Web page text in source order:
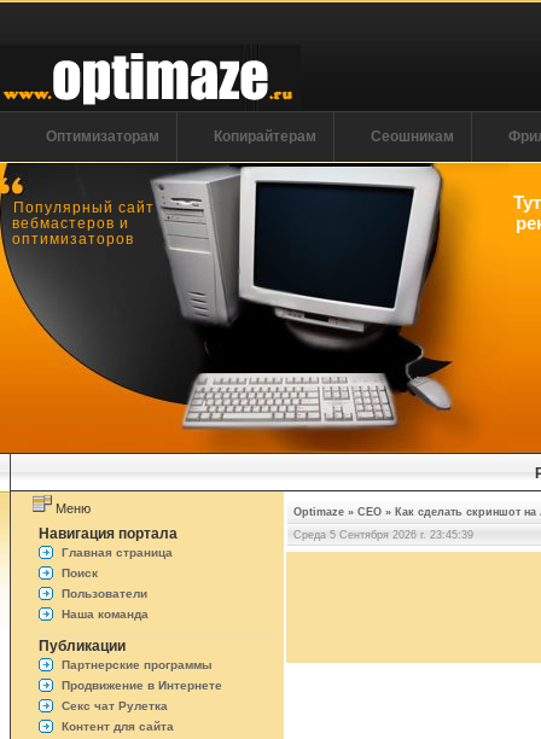
Оптимизаторам Копирайтерам Сеошникам
Популярный сайт
вебмастеров и
оптимизаторов
Меню
Навигация портала
Главная страница
Поиск
Пользователи
Наша команда
Публикации
Партнерские программы
Продвижение в Интернете
Секс чат Рулетка
Контент для сайта
Optimaze » СЕО » Как сделать скриншот
Среда 5 Сентября 2026 г. 23:45:39